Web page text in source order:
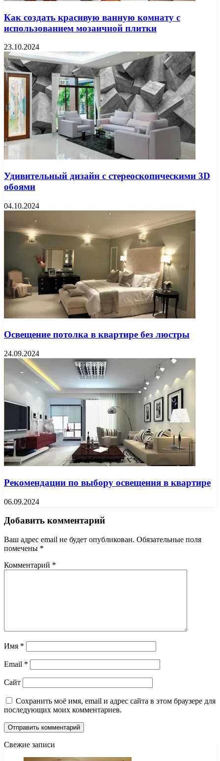
Как создать красивую ванную комнату с
использованием мозаичной плитки
23.10.2024
Удивительный дизайн с стереоскопическими 3D
обоями
04.10.2024
Освещение потолка в квартире без люстры
24.09.2024
Рекомендации по выбору освещения в квартире
06.09.2024
Добавить комментарий
Ваш адрес email не будет опубликован. Обязательные поля
помечены *
Комментарий *
Имя *
Email *
Сайт
Сохранить моё имя, email и адрес сайта в этом браузере для
последующих моих комментариев.
Свежие записи